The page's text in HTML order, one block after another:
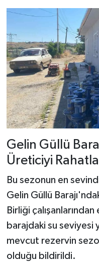
Gelin Güllü
Üreticiyi
Bu sezonun en
Gelin Güllü
Birliği
barajdaki su seviyesi
mevcut rezervin
olduğu bildirildi.